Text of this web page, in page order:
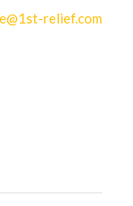
relief.com